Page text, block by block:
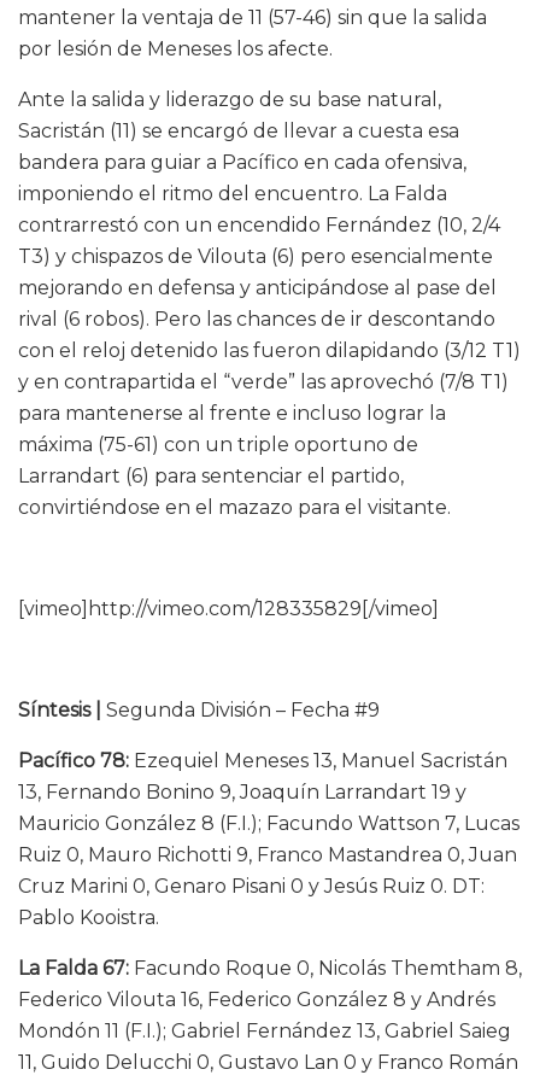
mantener la ventaja de 11 (57-46) sin que la salida
por lesión de Meneses los afecte.
Ante la salida y liderazgo de su base natural,
Sacristán (11) se encargó de llevar a cuesta esa
bandera para guiar a Pacífico en cada ofensiva,
imponiendo el ritmo del encuentro. La Falda
contrarrestó con un encendido Fernández (10, 2/4
T3) y chispazos de Vilouta (6) pero esencialmente
mejorando en defensa y anticipándose al pase del
rival (6 robos). Pero las chances de ir descontando
con el reloj detenido las fueron dilapidando (3/12 T1)
y en contrapartida el “verde” las aprovechó (7/8 T1)
para mantenerse al frente e incluso lograr la
máxima (75-61) con un triple oportuno de
Larrandart (6) para sentenciar el partido,
convirtiéndose en el mazazo para el visitante.
[vimeo]http://vimeo.com/128335829[/vimeo]
Síntesis | Segunda División – Fecha #9
Pacífico 78: Ezequiel Meneses 13, Manuel Sacristán
13, Fernando Bonino 9, Joaquín Larrandart 19 y
Mauricio González 8 (F.I.); Facundo Wattson 7, Lucas
Ruiz 0, Mauro Richotti 9, Franco Mastandrea 0, Juan
Cruz Marini 0, Genaro Pisani 0 y Jesús Ruiz 0. DT:
Pablo Kooistra.
La Falda 67: Facundo Roque 0, Nicolás Themtham 8,
Federico Vilouta 16, Federico González 8 y Andrés
Mondón 11 (F.I.); Gabriel Fernández 13, Gabriel Saieg
11, Guido Delucchi 0, Gustavo Lan 0 y Franco Román